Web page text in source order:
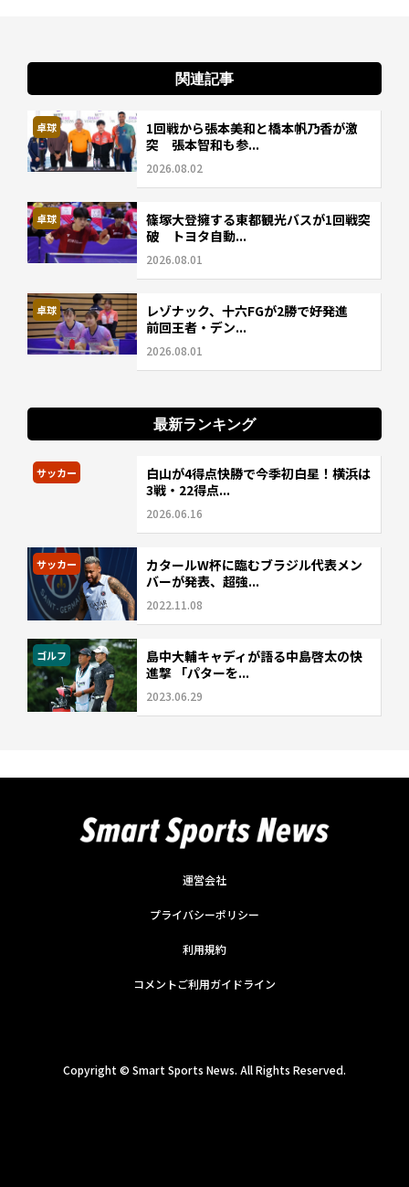
関連記事
卓球
1回戦から張本美和と橋本帆乃香が激
突 張本智和も参...
2026.08.02
卓球
篠塚大登擁する東都観光バスが1回戦突
破 トヨタ自動...
2026.08.01
卓球
レゾナック、十六FGが2勝で好発進
前回王者・デン...
2026.08.01
最新ランキング
サッカー
白山が4得点快勝で今季初白星！横浜は
3戦・22得点...
2026.06.16
サッカー
カタールW杯に臨むブラジル代表メン
バーが発表、超強...
2022.11.08
ゴルフ
島中大輔キャディが語る中島啓太の快
進撃 「パターを...
2023.06.29
運営会社
プライバシーポリシー
利用規約
コメントご利用ガイドライン
Copyright © Smart Sports News. All Rights Reserved.